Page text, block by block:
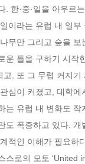
. 한·중·일을 아우르
이라는 유럽 내 일
무만 그리고 숲을 보
운 틀을 구하기 시작
고, 또 그 무렵 커지
심이 커졌고, 대학
는 유럽 내 변화도
도 폭증하고 있다.
적인 이해가 필요하
스로의 모토 ‘United